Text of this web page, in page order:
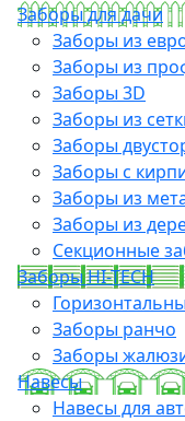
Заборы для дачи
Заборы из
Заборы из
Заборы 3D
Заборы из
Заборы
Заборы с
Заборы из
Заборы из
Секционные
Заборы HI-TECH
Заборы ранчо
Заборы
Навесы
Навесы для